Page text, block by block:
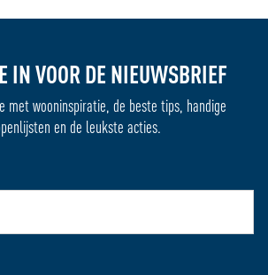
IN VOOR DE NIEUWSBRIEF
met wooninspiratie, de beste tips, handige
en de leukste acties.